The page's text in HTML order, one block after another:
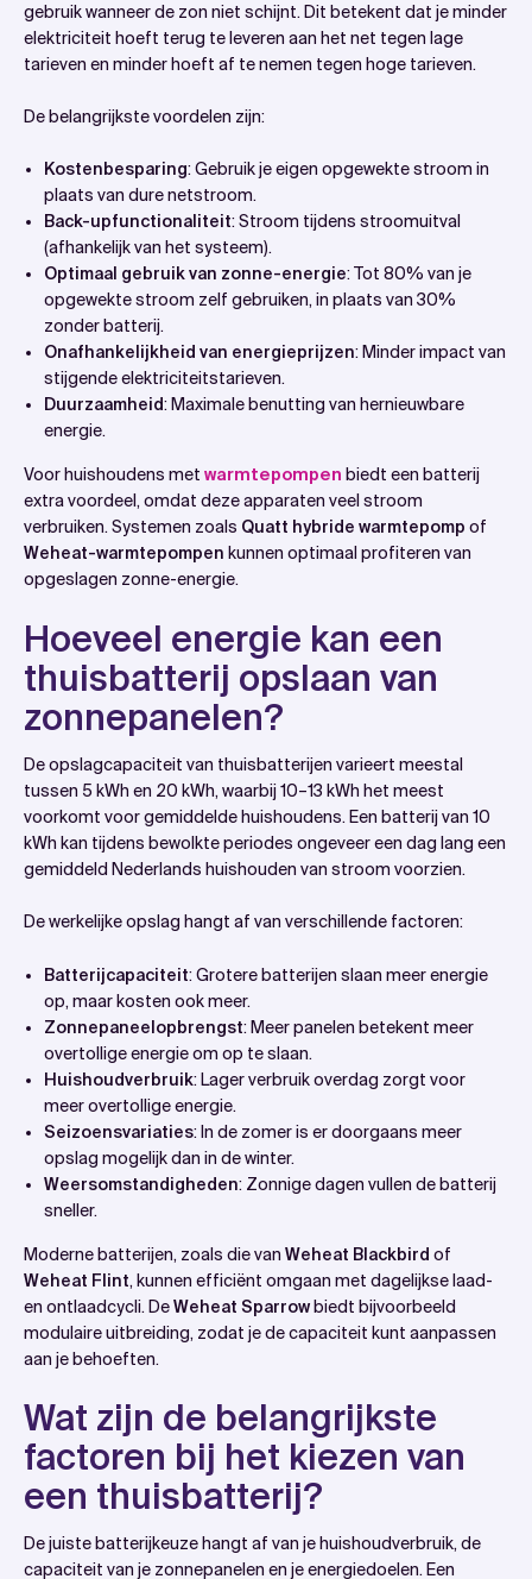
gebruik wanneer de zon niet schijnt. Dit betekent dat je minder
elektriciteit hoeft terug te leveren aan het net tegen lage
tarieven en minder hoeft af te nemen tegen hoge tarieven.
De belangrijkste voordelen zijn:
Kostenbesparing: Gebruik je eigen opgewekte stroom in
plaats van dure netstroom.
Back-upfunctionaliteit: Stroom tijdens stroomuitval
(afhankelijk van het systeem).
Optimaal gebruik van zonne-energie: Tot 80% van je
opgewekte stroom zelf gebruiken, in plaats van 30%
zonder batterij.
Onafhankelijkheid van energieprijzen: Minder impact van
stijgende elektriciteitstarieven.
Duurzaamheid: Maximale benutting van hernieuwbare
energie.
Voor huishoudens met warmtepompen biedt een batterij
extra voordeel, omdat deze apparaten veel stroom
verbruiken. Systemen zoals Quatt hybride warmtepomp of
Weheat-warmtepompen kunnen optimaal profiteren van
opgeslagen zonne-energie.
Hoeveel energie kan een
thuisbatterij opslaan van
zonnepanelen?
De opslagcapaciteit van thuisbatterijen varieert meestal
tussen 5 kWh en 20 kWh, waarbij 10–13 kWh het meest
voorkomt voor gemiddelde huishoudens. Een batterij van 10
kWh kan tijdens bewolkte periodes ongeveer een dag lang een
gemiddeld Nederlands huishouden van stroom voorzien.
De werkelijke opslag hangt af van verschillende factoren:
Batterijcapaciteit: Grotere batterijen slaan meer energie
op, maar kosten ook meer.
Zonnepaneelopbrengst: Meer panelen betekent meer
overtollige energie om op te slaan.
Huishoudverbruik: Lager verbruik overdag zorgt voor
meer overtollige energie.
Seizoensvariaties: In de zomer is er doorgaans meer
opslag mogelijk dan in de winter.
Weersomstandigheden: Zonnige dagen vullen de batterij
sneller.
Moderne batterijen, zoals die van Weheat Blackbird of
Weheat Flint, kunnen efficiënt omgaan met dagelijkse laad-
en ontlaadcycli. DeWeheat Sparrowbiedt bijvoorbeeld
modulaire uitbreiding, zodat je de capaciteit kunt aanpassen
aan je behoeften.
Wat zijn de belangrijkste
factoren bij het kiezen van
een thuisbatterij?
De juiste batterijkeuze hangt af van je huishoudverbruik, de
capaciteit van je zonnepanelen en je energiedoelen. Een